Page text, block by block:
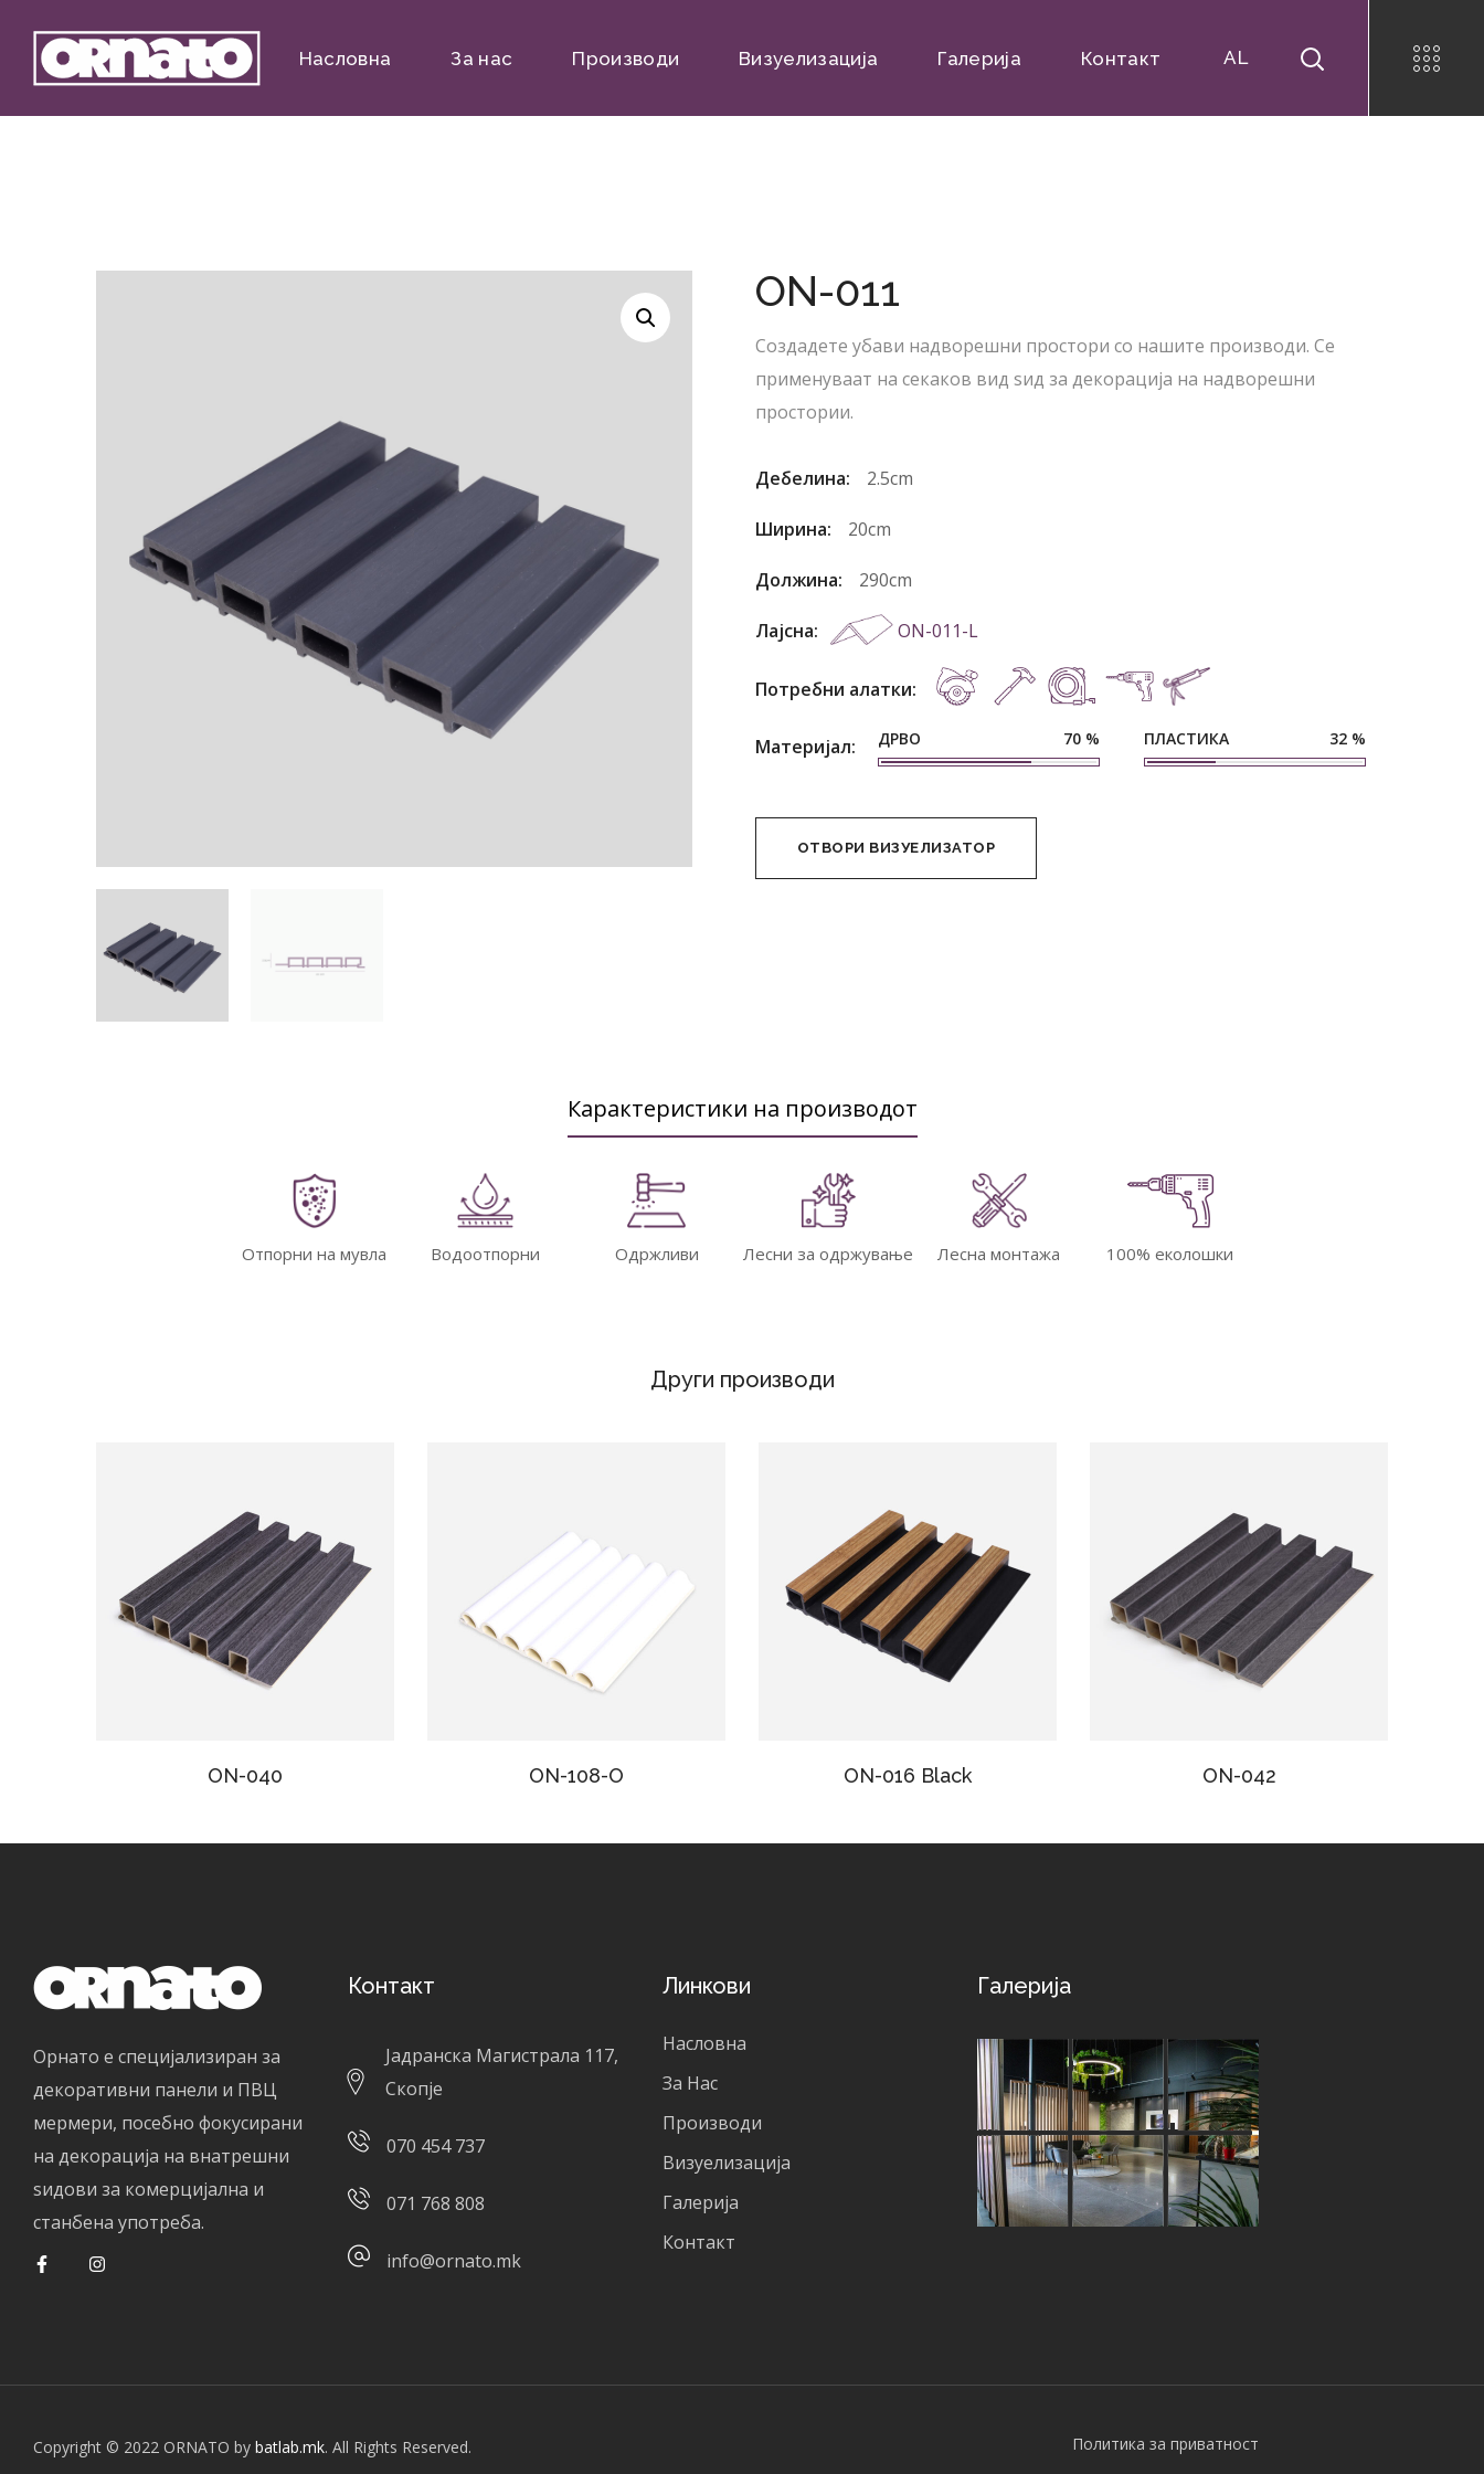
Насловна За нас Производи Визуелизација Галерија Контакт AL
ON-011
Создадете убави надворешни простори со нашите производи. Се
применуваат на секаков вид ѕид за декорација на надворешни
простории.
Дебелина: 2.5cm
Ширина: 20cm
Должина: 290cm
Лајсна: ON-011-L
Потребни алатки:
Материјал: ДРВО 70 % ПЛАСТИКА 32 %
ОТВОРИ ВИЗУЕЛИЗАТОР
Карактеристики на производот
Отпорни на мувла Водоотпорни Одржливи Лесни за одржување Лесна монтажа 100% еколошки
Други производи
ON-040 ON-108-O ON-016 Black ON-042
Орнато е специјализиран за
декоративни панели и ПВЦ
мермери, посебно фокусирани
на декорација на внатрешни
ѕидови за комерцијална и
станбена употреба.
Контакт
Јадранска Магистрала 117,
Скопје
070 454 737
071 768 808
info@ornato.mk
Линкови
Насловна
За Нас
Производи
Визуелизација
Галерија
Контакт
Галерија
Copyright © 2022 ORNATO by batlab.mk. All Rights Reserved. Политика за приватност